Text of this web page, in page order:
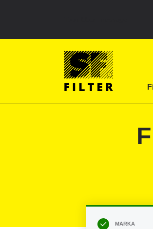
Strona główna SF Filter
MARKA